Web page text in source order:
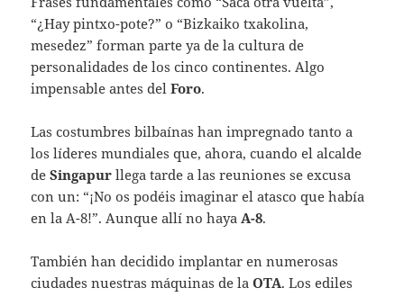
“¿Hay pintxo-pote?” o “Bizkaiko txakolina,
mesedez” forman parte ya de la cultura de
personalidades de los cinco continentes. Algo
impensable antes delForo.
Las costumbres bilbaínas han impregnado tanto a
los líderes mundiales que, ahora, cuando el alcalde
deSingapur llega tarde a las reuniones se excusa
con un: “¡No os podéis imaginar el atasco que había
en la A-8!”. Aunque allí no haya A-8.
También han decidido implantar en numerosas
ciudades nuestras máquinas de laOTA. Los ediles